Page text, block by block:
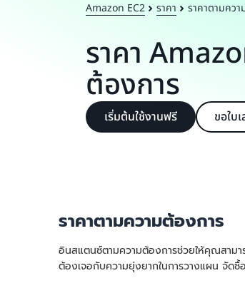
Amazon EC2 ราคา ราคาตามคว
ราคา
ต้องการ
เริ่มต้นใช้งานฟรี ขอใบ
ราคาตามความต้องการ
อินสแตนซ์ตามความต้องการช่วยให้คุณสามา
ต้องเจอกับความยุ่งยากในการวางแผน จัดซื้